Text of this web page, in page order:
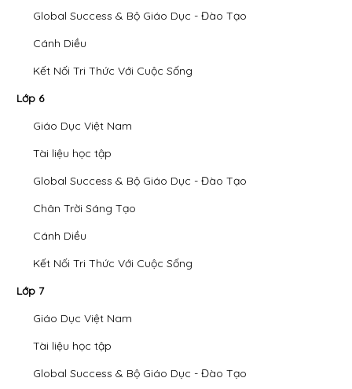
Global Success & Bộ Giáo Dục - Đào Tạo
Cánh Diều
Kết Nối Tri Thức Với Cuộc Sống
Lớp 6
Giáo Dục Việt Nam
Tài liệu học tập
Global Success & Bộ Giáo Dục - Đào Tạo
Chân Trời Sáng Tạo
Cánh Diều
Kết Nối Tri Thức Với Cuộc Sống
Lớp 7
Giáo Dục Việt Nam
Tài liệu học tập
Global Success & Bộ Giáo Dục - Đào Tạo